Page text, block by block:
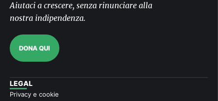
Aiutaci a crescere, senza rinunciare alla
nostra indipendenza.
DONA QUI
LEGAL
Privacy e cookie